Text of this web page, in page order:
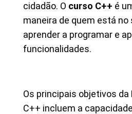
cidadão. O curso C++ é
maneira de quem está
aprender a programar e
funcionalidades.
Os principais objetivos
C++ incluem a